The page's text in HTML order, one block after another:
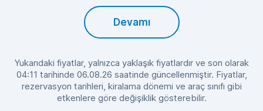
Devamı
Yukarıdaki fiyatlar, yalnızca yaklaşık fiyatlardır ve son olarak
04:11 tarihinde 06.08.26 saatinde güncellenmiştir. Fiyatlar,
rezervasyon tarihleri, kiralama dönemi ve araç sınıfı gibi
etkenlere göre değişiklik gösterebilir.